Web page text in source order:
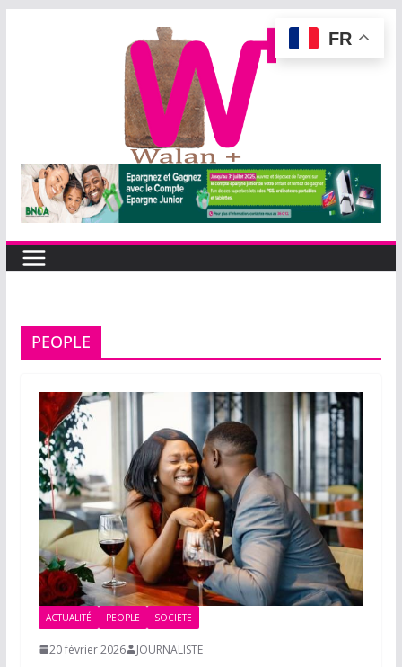
PEOPLE
ACTUALITÉ PEOPLE SOCIETE
20 février 2026 JOURNALISTE
FR